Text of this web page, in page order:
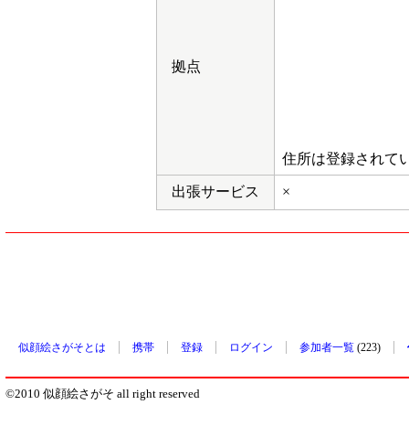
拠点
住所は登録されて
出張サービス ×
似顔絵さがそとは 携帯 登録 ログイン 参加者一覧 (223)
©2010 似顔絵さがそ all right reserved